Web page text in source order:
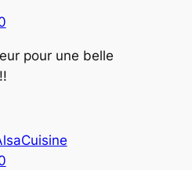
pour une belle